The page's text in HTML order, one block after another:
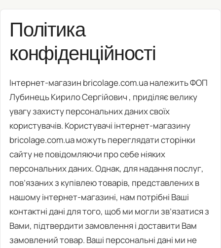
Політика
конфіденційності
Інтернет-магазин bricolage.com.ua належить ФОП
Лубинець Кирило Сергійович , приділяє велику
увагу захисту персональних даних своїх
користувачів. Користувачі інтернет-магазину
bricolage.com.ua можуть переглядати сторінки
сайту не повідомляючи про себе ніяких
персональних даних. Однак, для надання послуг,
пов’язаних з купівлею товарів, представлених в
нашому інтернет-магазині, нам потрібні Ваші
контактні дані для того, щоб ми могли зв’язатися з
Вами, підтвердити замовлення і доставити Вам
замовлений товар. Ваші персональні дані ми не